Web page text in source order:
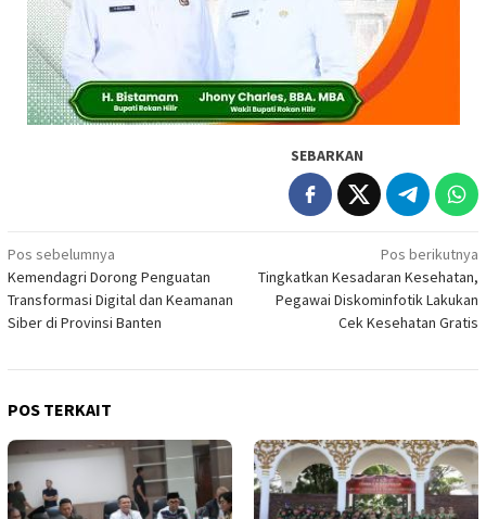
SEBARKAN
Navigasi
pos
Pos sebelumnya
Kemendagri Dorong Penguatan
Transformasi Digital dan Keamanan
Siber di Provinsi Banten
Pos berikutnya
Tingkatkan Kesadaran Kesehatan,
Pegawai Diskominfotik Lakukan
Cek Kesehatan Gratis
POS TERKAIT